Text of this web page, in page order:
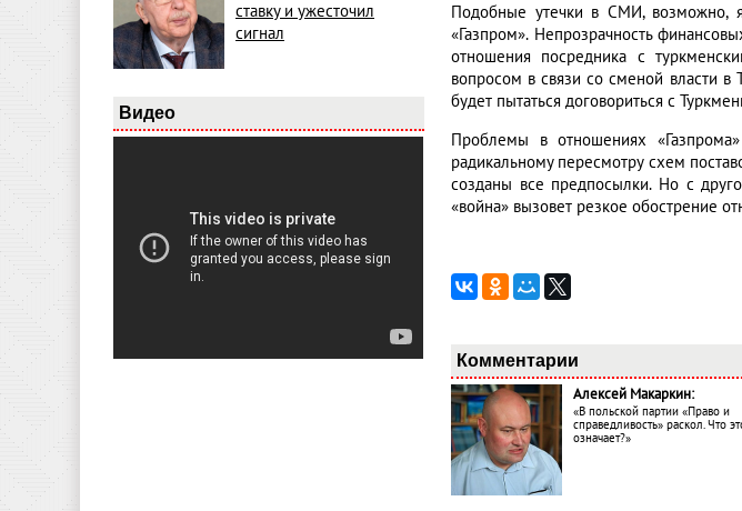
ставку и ужесточил
сигнал
Видео
Подобные утечки в СМИ, возможно,
«Газпром». Непрозрачность
отношения посредника с
вопросом в связи со сменой власти в
будет пытаться договориться с
Проблемы в отношениях
радикальному пересмотру схем
созданы все предпосылки. Но с
«война» вызовет резкое обострение
Комментарии
Алексей Макаркин:
«В польской партии «Право и
справедливость» раскол. Что
означает?»